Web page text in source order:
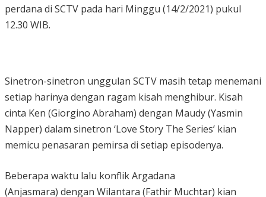
perdana di SCTV pada hari Minggu (14/2/2021) pukul
12.30 WIB.
Sinetron-sinetron unggulan SCTV masih tetap menemani
setiap harinya dengan ragam kisah menghibur. Kisah
cinta Ken (Giorgino Abraham) dengan Maudy (Yasmin
Napper) dalam sinetron ‘Love Story The Series’ kian
memicu penasaran pemirsa di setiap episodenya.
Beberapa waktu lalu konflik Argadana
(Anjasmara) dengan Wilantara (Fathir Muchtar) kian